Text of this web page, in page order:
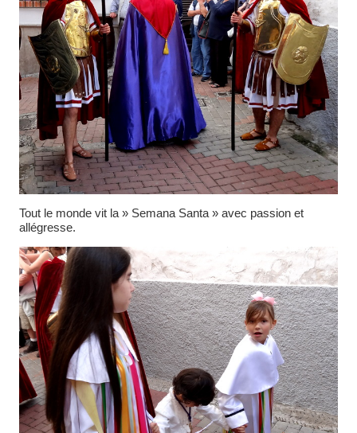
Tout le monde vit la » Semana Santa » avec passion et
allégresse.